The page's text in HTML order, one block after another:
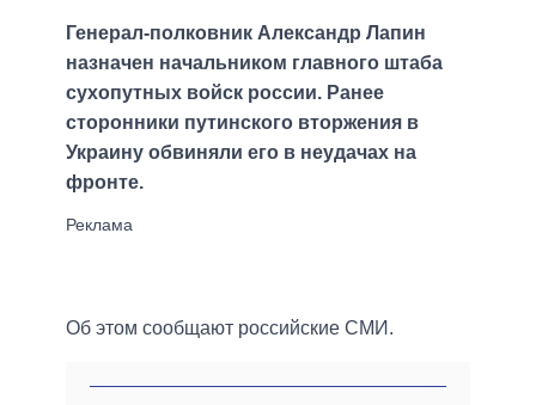
Генерал-полковник Александр Лапин
назначен начальником главного штаба
сухопутных войск россии. Ранее
сторонники путинского вторжения в
Украину обвиняли его в неудачах на
фронте.
Об этом сообщают российские СМИ.